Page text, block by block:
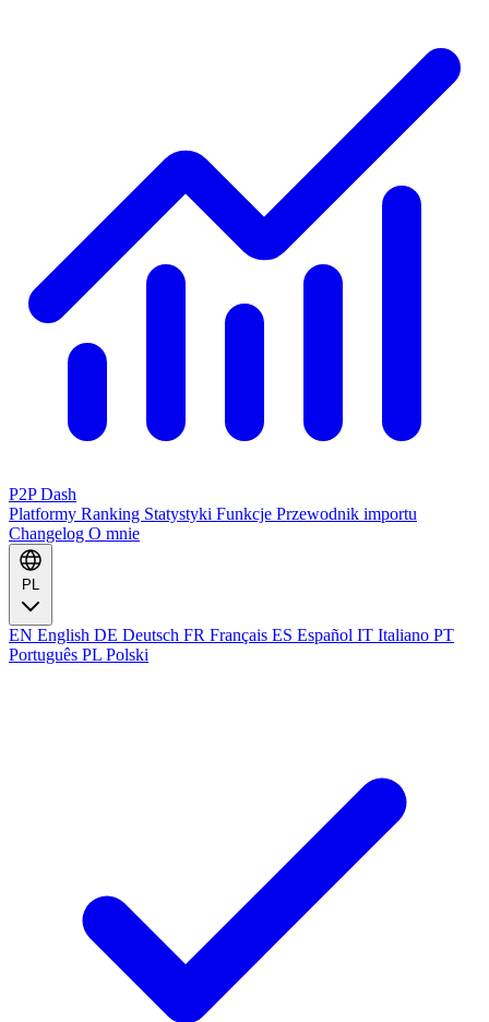
P2P Dash
Platformy Ranking Statystyki Funkcje Przewodnik importu
Changelog O mnie
PL
EN English DE Deutsch FR Français ES Español IT Italiano PT
Português PL Polski